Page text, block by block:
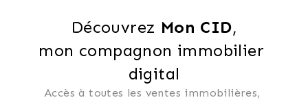
Découvrez Mon CID,
mon compagnon immobilier
digital
Accès à toutes les ventes immobilières,